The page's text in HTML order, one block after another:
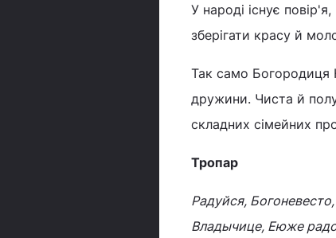
У народі існує
зберігати красу й
Так само Богородиця
дружини. Чиста й
складних сімейних
Тропар
Радуйся,
Владычице, Еюже